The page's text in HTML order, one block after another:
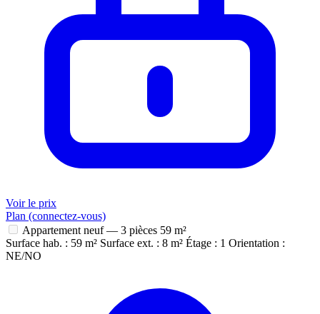
Voir le prix
Plan (connectez-vous)
Appartement neuf — 3 pièces 59 m²
Surface hab. : 59 m² Surface ext. : 8 m² Étage : 1 Orientation :
NE/NO